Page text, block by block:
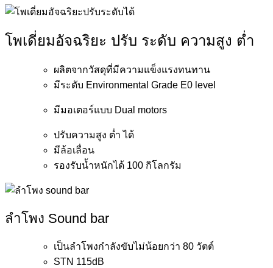
โพเดี่ยมอัจฉริยะ ปรับ ระดับ ความสูง ต่ำ
ผลิตจากวัสดุที่มีความแข็งแรงทนทาน
มีระดับ Environmental Grade E0 level
มีมอเตอร์แบบ Dual motors
ปรับความสูง ต่ำ ได้
มีล้อเลื่อน
รองรับน้ำหนักได้ 100 กิโลกรัม
ลำโพง Sound bar
เป็นลำโพงกำลังขับไม่น้อยกว่า 80 วัตต์
STN 115dB